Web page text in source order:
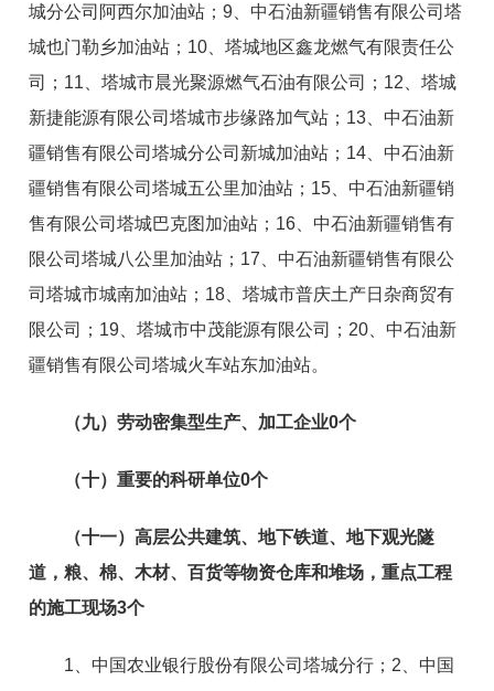
城分公司阿西尔加油站；9、中石油新疆销售有限公司塔
城也门勒乡加油站；10、塔城地区鑫龙燃气有限责任公
司；11、塔城市晨光聚源燃气石油有限公司；12、塔城
新捷能源有限公司塔城市步缘路加气站；13、中石油新
疆销售有限公司塔城分公司新城加油站；14、中石油新
疆销售有限公司塔城五公里加油站；15、中石油新疆销
售有限公司塔城巴克图加油站；16、中石油新疆销售有
限公司塔城八公里加油站；17、中石油新疆销售有限公
司塔城市城南加油站；18、塔城市普庆土产日杂商贸有
限公司；19、塔城市中茂能源有限公司；20、中石油新
疆销售有限公司塔城火车站东加油站。
（九）劳动密集型生产、加工企业0个
（十）重要的科研单位0个
（十一）高层公共建筑、地下铁道、地下观光隧
道，粮、棉、木材、百货等物资仓库和堆场，重点工程
的施工现场3个
1、中国农业银行股份有限公司塔城分行；2、中国